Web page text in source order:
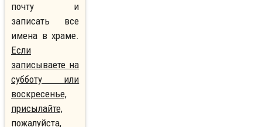
почту и
записать все
имена в храме.
Если
записываете на
субботу или
воскресенье,
присылайте,
пожалуйста,